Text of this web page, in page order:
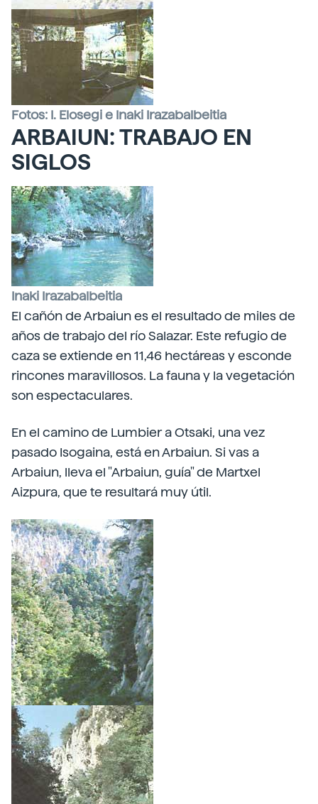
Fotos: I. Elosegi e Inaki Irazabalbeitia
ARBAIUN: TRABAJO EN
SIGLOS
Inaki Irazabalbeitia
El cañón de Arbaiun es el resultado de miles de
años de trabajo del río Salazar. Este refugio de
caza se extiende en 11,46 hectáreas y esconde
rincones maravillosos. La fauna y la vegetación
son espectaculares.
En el camino de Lumbier a Otsaki, una vez
pasado Isogaina, está en Arbaiun. Si vas a
Arbaiun, lleva el "Arbaiun, guía" de Martxel
Aizpura, que te resultará muy útil.